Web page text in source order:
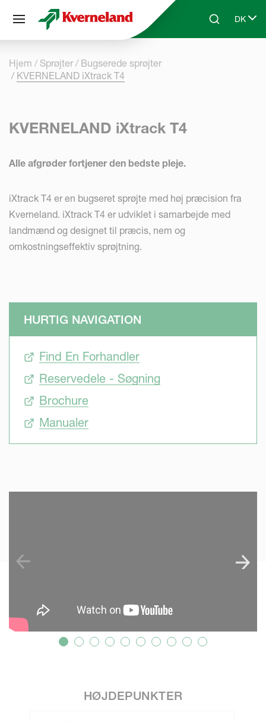
Skip to main contentSearchDK
Select
Hjem Sprøjter
Bugserede sprøjter
KVERNELAND iXtrack T4
KVERNELAND iXtrack T4
Alle afgrøder fortjener den bedste pleje.
iXtrack T4 er en bugseret sprøjte med høj præcision fra
Kverneland. iXtrack T4 er udviklet i samarbejde med
landmænd og designet til præcis, nem og
omkostningseffektiv sprøjtning.
HURTIG NAVIGATION
Find En Forhandler
Reservedele - Søgning
Brochure
Manualer
HØJDEPUNKTER
CCookie-styringspanel